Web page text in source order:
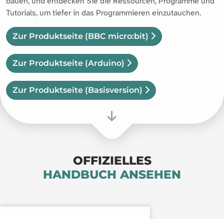
Tutorials, um tiefer in das Programmieren einzutauchen.
Zur Produktseite (BBC micro:bit)
Zur Produktseite (Arduino)
Zur Produktseite (Basisversion)
OFFIZIELLES
HANDBUCH ANSEHEN